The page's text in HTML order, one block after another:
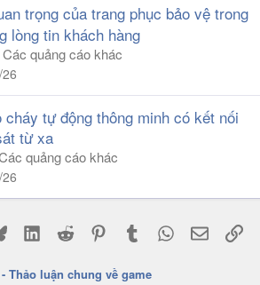
trọng của trang phục bảo vệ trong
lòng tin khách hàng
Các quảng cáo khác
cháy tự động thông minh có kết nối
từ xa
quảng cáo khác
BlueskyLinkedIn
Reddit PinterestTumblr WhatsApp
Email
Thảo luận chung về game